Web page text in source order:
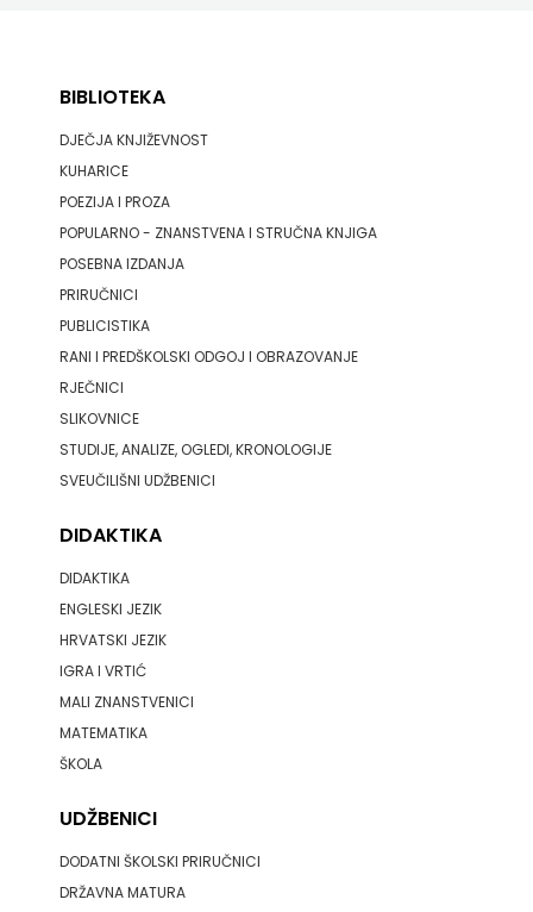
BIBLIOTEKA
DJEČJA KNJIŽEVNOST
KUHARICE
POEZIJA I PROZA
POPULARNO - ZNANSTVENA I STRUČNA KNJIGA
POSEBNA IZDANJA
PRIRUČNICI
PUBLICISTIKA
RANI I PREDŠKOLSKI ODGOJ I OBRAZOVANJE
RJEČNICI
SLIKOVNICE
STUDIJE, ANALIZE, OGLEDI, KRONOLOGIJE
SVEUČILIŠNI UDŽBENICI
DIDAKTIKA
DIDAKTIKA
ENGLESKI JEZIK
HRVATSKI JEZIK
IGRA I VRTIĆ
MALI ZNANSTVENICI
MATEMATIKA
ŠKOLA
UDŽBENICI
DODATNI ŠKOLSKI PRIRUČNICI
DRŽAVNA MATURA